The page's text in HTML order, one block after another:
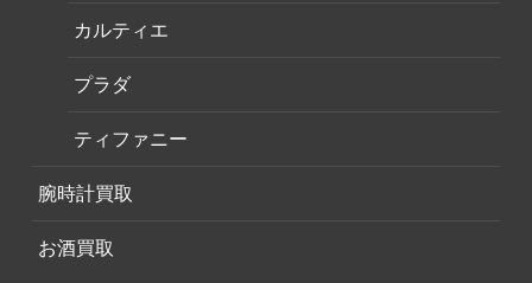
カルティエ
プラダ
ティファニー
腕時計買取
お酒買取